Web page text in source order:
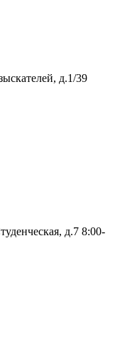
д.1/39
д.7 8:00-